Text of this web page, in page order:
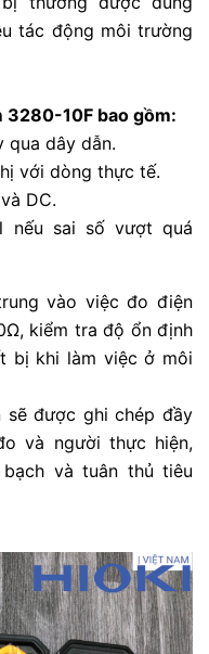
tác động môi trường
3280-10F bao gồm:
qua dây dẫn.
với dòng thực tế.
DC.
nếu sai số vượt quá
vào việc đo điện
kiểm tra độ ổn định
bị khi làm việc ở môi
sẽ được ghi chép đầy
và người thực hiện,
và tuân thủ tiêu